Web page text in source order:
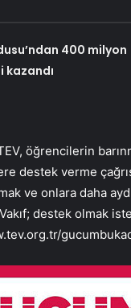
400 milyon
kazandı
öğrencilerin
destek verme
ve onlara daha
destek olmak